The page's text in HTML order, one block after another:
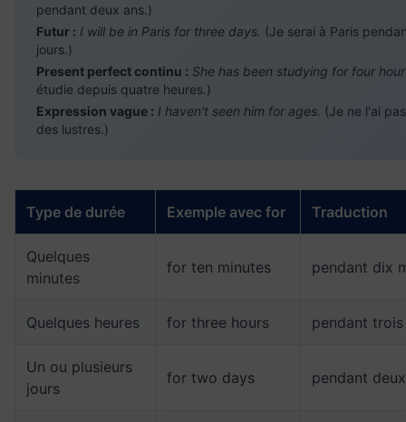
pendant deux ans.)
Futur : I will be in Paris for three days. (Je serai à Paris
jours.)
Present perfect continu : She has been studying for four
étudie depuis quatre heures.)
Expression vague : I haven't seen him for ages. (Je ne l'ai
des lustres.)
Type de durée Exemple avec for Traduction
Quelques
minutes
for ten minutes pendant dix
Quelques heures for three hours pendant trois
Un ou plusieurs
jours
for two days pendant